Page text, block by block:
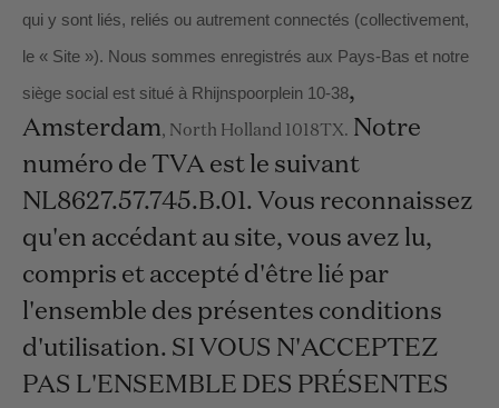
qui y sont liés, reliés ou autrement connectés (collectivement,
le « Site »). Nous sommes enregistrés aux Pays-Bas et notre
siège social est situé à Rhijnspoorplein 10-38,
Amsterdam, North Holland 1018TX. Notre
numéro de TVA est le suivant
NL8627.57.745.B.01. Vous reconnaissez
qu'en accédant au site, vous avez lu,
compris et accepté d'être lié par
l'ensemble des présentes conditions
d'utilisation. SI VOUS N'ACCEPTEZ
PAS L'ENSEMBLE DES PRÉSENTES